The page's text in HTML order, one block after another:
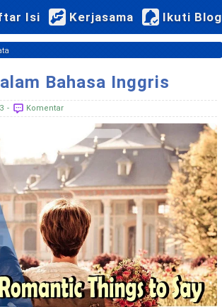
Isi Kerjasama Ikuti Blog
Bahasa Inggris
Komentar